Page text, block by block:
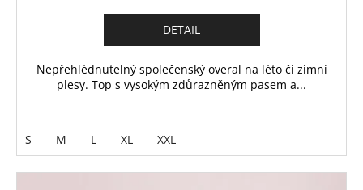
DETAIL
Nepřehlédnutelný společenský overal na léto či zimní
plesy. Top s vysokým zdůrazněným pasem a...
S M L XL XXL